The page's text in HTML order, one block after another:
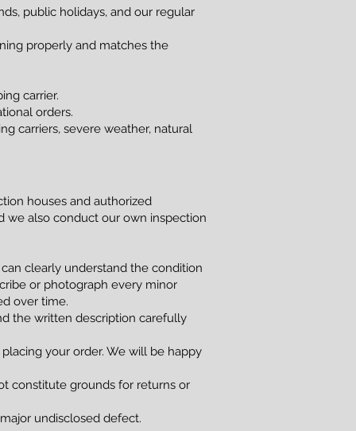
public holidays, and our regular
properly and matches the
carrier.
orders.
carriers, severe weather, natural
houses and authorized
we also conduct our own inspection
clearly understand the condition
or photograph every minor
over time.
the written description carefully
your order. We will be happy
constitute grounds for returns or
undisclosed defect.